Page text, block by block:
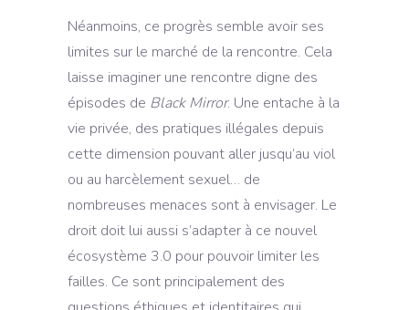
Néanmoins, ce progrès semble avoir ses
limites sur le marché de la rencontre. Cela
laisse imaginer une rencontre digne des
épisodes de Black Mirror. Une entache à la
vie privée, des pratiques illégales depuis
cette dimension pouvant aller jusqu’au viol
ou au harcèlement sexuel… de
nombreuses menaces sont à envisager. Le
droit doit lui aussi s’adapter à ce nouvel
écosystème 3.0 pour pouvoir limiter les
failles. Ce sont principalement des